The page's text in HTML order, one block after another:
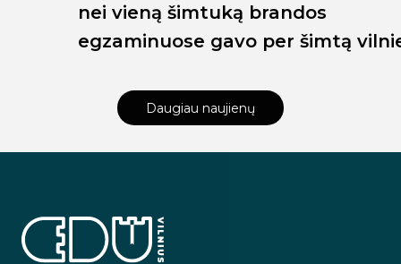
nei vieną šimtuką brandos
egzaminuose gavo per šimtą vilniečių
Daugiau naujienų